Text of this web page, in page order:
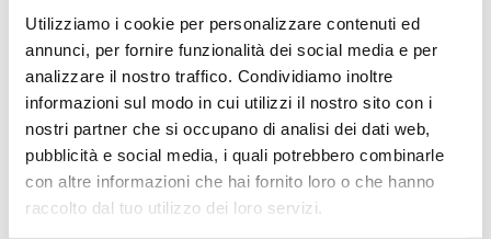
Utilizziamo i cookie per personalizzare contenuti ed
annunci, per fornire funzionalità dei social media e per
analizzare il nostro traffico. Condividiamo inoltre
informazioni sul modo in cui utilizzi il nostro sito con i
nostri partner che si occupano di analisi dei dati web,
pubblicità e social media, i quali potrebbero combinarle
con altre informazioni che hai fornito loro o che hanno
raccolto dal tuo utilizzo dei loro servizi.
Fra le pubblicazioni di Onda c’è anche il‘Libro bianco
sulla salute della donna’, progetto editoriale
istituzionalerealizzato con cadenza periodica dal 2007.
Per ogni edizione viene scelto un tema di
approfondimento sulla base del contesto attuale e delle
relative problematiche. Queste pubblicazioni sono
realizzate grazie al supporto di clinici di rilievo e sono
destinate in particolare alle Istituzioni, agli specialisti e